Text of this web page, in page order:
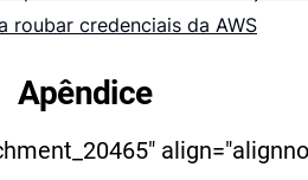
roubar credenciais da AWS
Apêndice